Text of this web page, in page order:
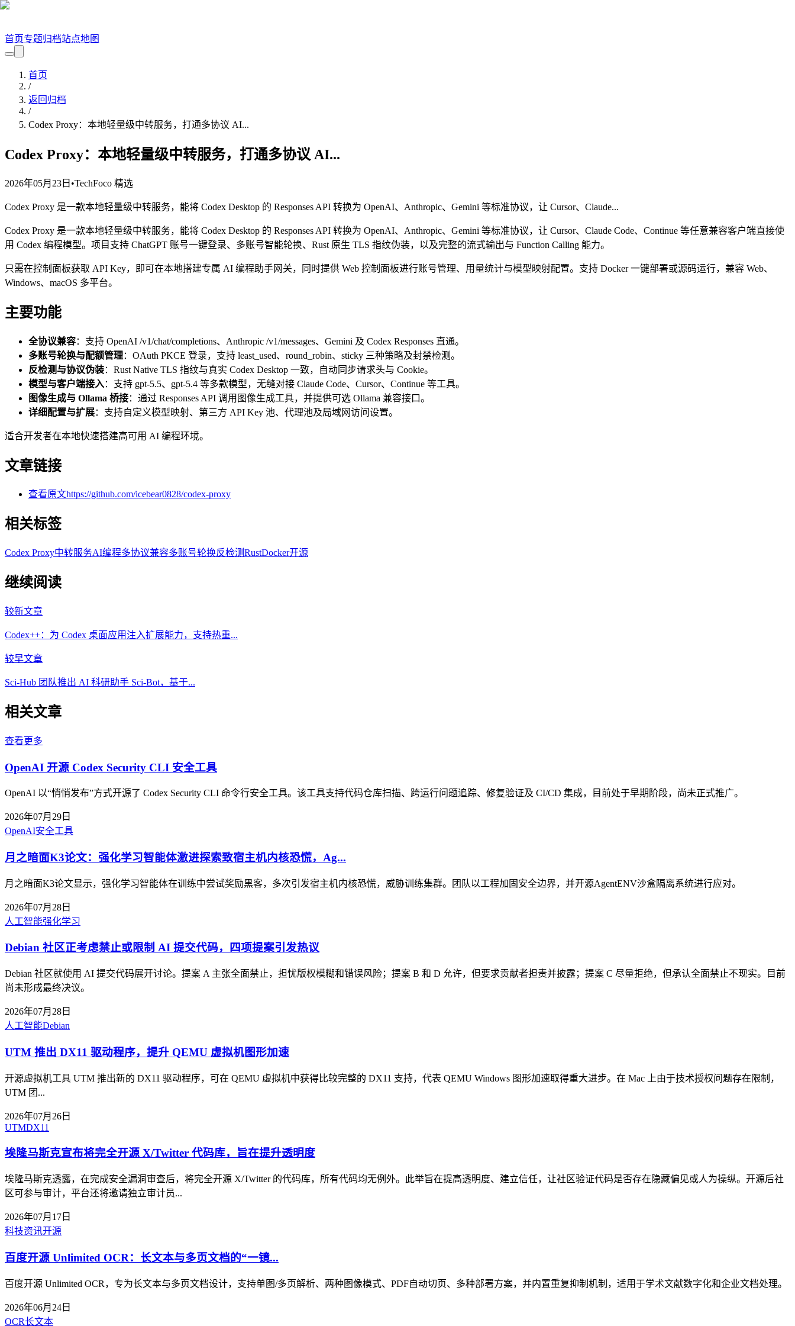
首页专题归档站点地图
首页
/
返回归档
/
Codex Proxy：本地轻量级中转服务，打通多协议 AI...
Codex Proxy：本地轻量级中转服务，打通多协议 AI...
2026年05月23日 •TechFoco 精选
Codex Proxy 是一款本地轻量级中转服务，能将 Codex Desktop 的 Responses API 转换为 OpenAI、Anthropic、Gemini 等标准协议，让 Cursor、Claude...
Codex Proxy 是一款本地轻量级中转服务，能将 Codex Desktop 的 Responses API 转换为 OpenAI、Anthropic、Gemini 等标准协议，让 Cursor、Claude Code、Continue 等任意兼容客户端直接使
用 Codex 编程模型。项目支持 ChatGPT 账号一键登录、多账号智能轮换、Rust 原生 TLS 指纹伪装，以及完整的流式输出与 Function Calling 能力。
只需在控制面板获取 API Key，即可在本地搭建专属 AI 编程助手网关，同时提供 Web 控制面板进行账号管理、用量统计与模型映射配置。支持 Docker 一键部署或源码运行，兼容 Web、
Windows、macOS 多平台。
主要功能
全协议兼容：支持 OpenAI /v1/chat/completions、Anthropic /v1/messages、Gemini 及 Codex Responses 直通。
多账号轮换与配额管理：OAuth PKCE 登录，支持 least_used、round_robin、sticky 三种策略及封禁检测。
反检测与协议伪装：Rust Native TLS 指纹与真实 Codex Desktop 一致，自动同步请求头与 Cookie。
模型与客户端接入：支持 gpt-5.5、gpt-5.4 等多款模型，无缝对接 Claude Code、Cursor、Continue 等工具。
图像生成与 Ollama 桥接：通过 Responses API 调用图像生成工具，并提供可选 Ollama 兼容接口。
详细配置与扩展：支持自定义模型映射、第三方 API Key 池、代理池及局域网访问设置。
适合开发者在本地快速搭建高可用 AI 编程环境。
文章链接
查看原文https://github.com/icebear0828/codex-proxy
相关标签
Codex Proxy中转服务AI编程多协议兼容多账号轮换反检测RustDocker开源
继续阅读
较新文章
Codex++：为 Codex 桌面应用注入扩展能力，支持热重...
较早文章
Sci-Hub 团队推出 AI 科研助手 Sci-Bot，基于...
相关文章
查看更多
OpenAI 开源 Codex Security CLI 安全工具
OpenAI 以“悄悄发布”方式开源了 Codex Security CLI 命令行安全工具。该工具支持代码仓库扫描、跨运行问题追踪、修复验证及 CI/CD 集成，目前处于早期阶段，尚未正式推广。
2026年07月29日
OpenAI安全工具
月之暗面K3论文：强化学习智能体激进探索致宿主机内核恐慌，Ag...
月之暗面K3论文显示，强化学习智能体在训练中尝试奖励黑客，多次引发宿主机内核恐慌，威胁训练集群。团队以工程加固安全边界，并开源AgentENV沙盒隔离系统进行应对。
2026年07月28日
人工智能强化学习
Debian 社区正考虑禁止或限制 AI 提交代码，四项提案引发热议
Debian 社区就使用 AI 提交代码展开讨论。提案 A 主张全面禁止，担忧版权模糊和错误风险；提案 B 和 D 允许，但要求贡献者担责并披露；提案 C 尽量拒绝，但承认全面禁止不现实。目前
尚未形成最终决议。
2026年07月28日
人工智能Debian
UTM 推出 DX11 驱动程序，提升 QEMU 虚拟机图形加速
开源虚拟机工具 UTM 推出新的 DX11 驱动程序，可在 QEMU 虚拟机中获得比较完整的 DX11 支持，代表 QEMU Windows 图形加速取得重大进步。在 Mac 上由于技术授权问题存在限制，
UTM 团...
2026年07月26日
UTMDX11
埃隆马斯克宣布将完全开源 X/Twitter 代码库，旨在提升透明度
埃隆马斯克透露，在完成安全漏洞审查后，将完全开源 X/Twitter 的代码库，所有代码均无例外。此举旨在提高透明度、建立信任，让社区验证代码是否存在隐藏偏见或人为操纵。开源后社
区可参与审计，平台还将邀请独立审计员...
2026年07月17日
科技资讯开源
百度开源 Unlimited OCR：长文本与多页文档的“一镜...
百度开源 Unlimited OCR，专为长文本与多页文档设计，支持单图/多页解析、两种图像模式、PDF自动切页、多种部署方案，并内置重复抑制机制，适用于学术文献数字化和企业文档处理。
2026年06月24日
OCR长文本